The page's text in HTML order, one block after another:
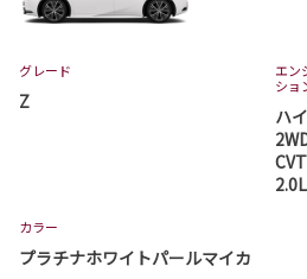
グレード
Z
エン
ショ
ハ
CVT
2.0L
カラー
プラチナホワイトパールマイカ